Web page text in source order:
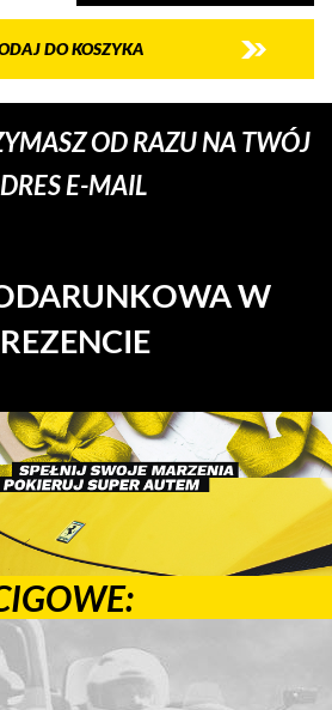
DO KOSZYKA
OD RAZU NA TWÓJ
E-MAIL
W